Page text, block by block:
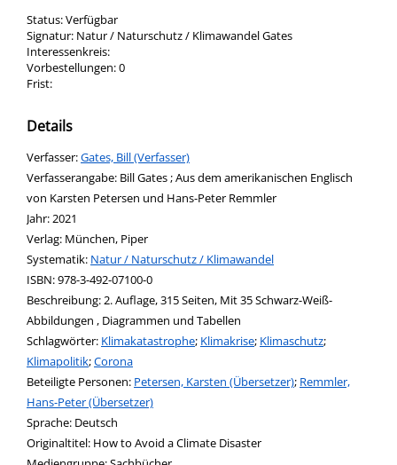
Status:Verfügbar
Signatur: Natur / Naturschutz / Klimawandel Gates
Interessenkreis:
Vorbestellungen:0
Frist:
Details
Verfasser:Suche nach diesem Verfasser
Gates, Bill (Verfasser)
Verfasserangabe: Bill Gates ; Aus dem amerikanischen Englisch
von Karsten Petersen und Hans-Peter Remmler
Jahr:2021
Verlag: München, Piper
opens in new tab
Diesen Link in neuem Tab öffnen
Systematik: Suche nach dieser Systematik
Natur / Naturschutz / Klimawandel
Suche nach diesem Interessenskreis
ISBN:978-3-492-07100-0
Beschreibung:2. Auflage, 315 Seiten, Mit 35 Schwarz-Weiß-
Abbildungen , Diagrammen und Tabellen
Schlagwörter: Klimakatastrophe; Klimakrise; Klimaschutz;
Klimapolitik;Corona
Beteiligte Personen: Suche nach dieser Beteiligten Person
Petersen, Karsten (Übersetzer); Remmler,
Hans-Peter (Übersetzer)
Sprache: Deutsch
Originaltitel: How to Avoid a Climate Disaster